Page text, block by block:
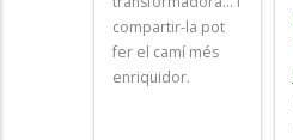
compartir-la pot
fer el camí més
enriquidor.